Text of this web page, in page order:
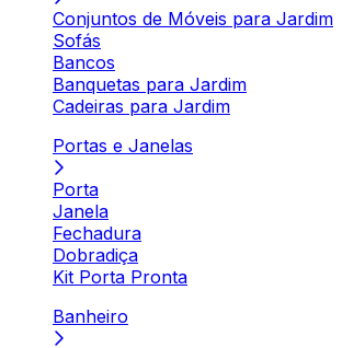
Conjuntos de Móveis para Jardim
Sofás
Bancos
Banquetas para Jardim
Cadeiras para Jardim
Portas e Janelas
Porta
Janela
Fechadura
Dobradiça
Kit Porta Pronta
Banheiro